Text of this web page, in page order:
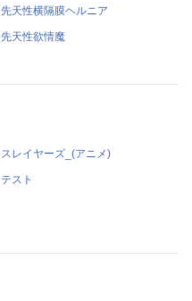
先天性横隔膜ヘルニア
先天性欲情魔
スレイヤーズ_(アニメ)
テスト